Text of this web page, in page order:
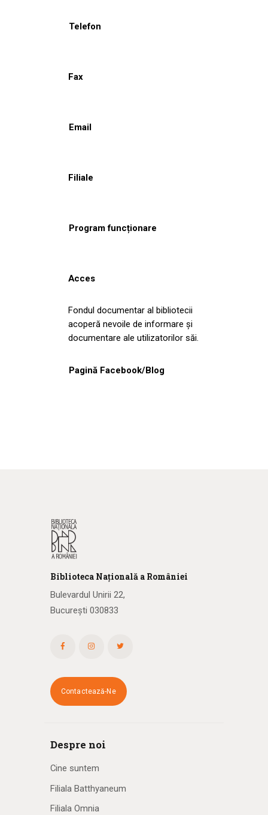
Telefon
Fax
Email
Filiale
Program funcționare
Acces
Fondul documentar al bibliotecii
acoperă nevoile de informare și
documentare ale utilizatorilor săi.
Pagină Facebook/Blog
Biblioteca Națională a României
Bulevardul Unirii 22,
București 030833
Contactează-Ne
Despre noi
Cine suntem
Filiala Batthyaneum
Filiala Omnia